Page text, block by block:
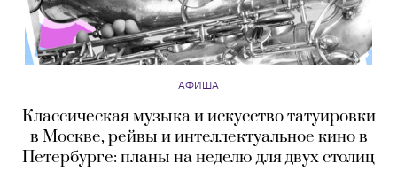
АФИША
Классическая музыка и искусство татуировки
в Москве, рейвы и интеллектуальное кино в
Петербурге: планы на неделю для двух столиц